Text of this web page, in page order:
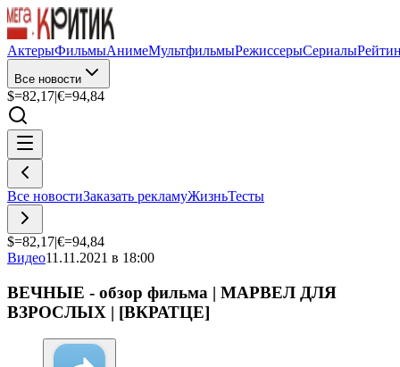
АктерыФильмыАнимеМультфильмыРежиссерыСериалы
Все новости
$=82,17|€=94,84
Все новостиЗаказать рекламуЖизньТесты
$=82,17|€=94,84
Видео11.11.2021 в 18:00
ВЕЧНЫЕ - обзор фильма | МАРВЕЛ ДЛЯ
ВЗРОСЛЫХ | [ВКРАТЦЕ]